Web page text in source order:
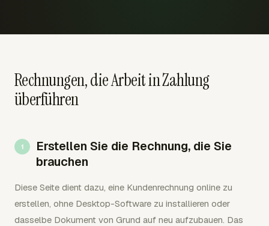
Rechnungen, die Arbeit in Zahlung
überführen
Erstellen Sie die Rechnung, die Sie
brauchen
Diese Seite dient dazu, eine Kundenrechnung online zu
erstellen, ohne Desktop-Software zu installieren oder
dasselbe Dokument von Grund auf neu aufzubauen. Das